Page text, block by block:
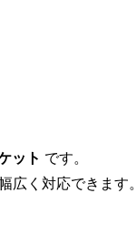
ット です。
広く対応できます。